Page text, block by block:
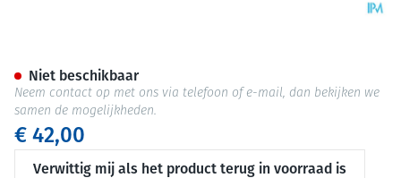
€ 42,00
Verwittig mij als het product terug in voorraad is
Niet beschikbaar
Neem contact op met ons via telefoon of e-mail, dan bekijken we
samen de mogelijkheden.